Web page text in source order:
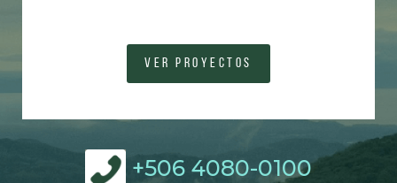
VER PROYECTOS
+506 4080-0100